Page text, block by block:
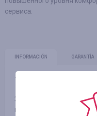
сервиса.
INFORMACIÓN GARANTÍA
Tiempo de espera medio
Заказ трансфера из
поезда и автобусы в